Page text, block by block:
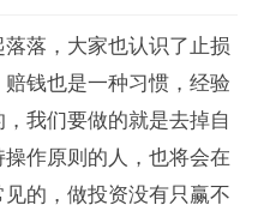
落，大家也认识了止损
钱也是一种习惯，经验
我们要做的就是去掉自
作原则的人，也将会在
的，做投资没有只赢不